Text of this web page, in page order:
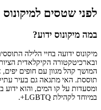
לפני שטסים למיקונוס
במה מיקונוס ידוע?
מיקונוס ידועה בחיי הלילה
ובארכיטקטורה הקיקלאדית
המושך קהל מגוון עם חופים
תוססת. האי מתגאה גם בעיר
ומסעדות על קו המים, והוא ידוע
במיוחד לקהילת LGBTQ+.